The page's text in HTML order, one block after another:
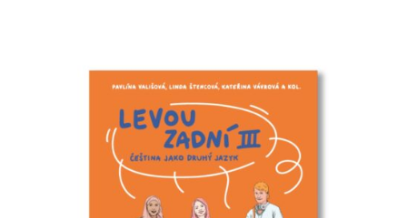
Přidejte se
Co děláme
Pro cizince a cizinky
Pro vyučující
Pro systémové změny